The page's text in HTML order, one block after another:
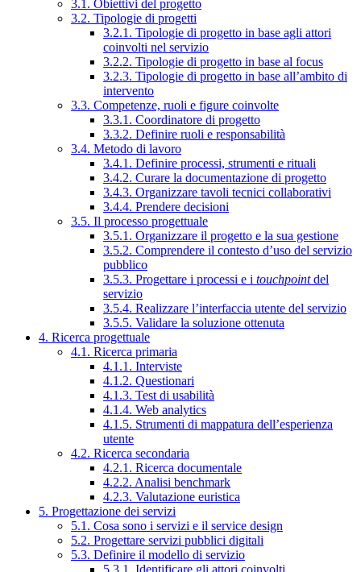
3.1. Obiettivi del progetto
3.2. Tipologie di progetti
3.2.1. Tipologie di progetto in base agli attori
coinvolti nel servizio
3.2.2. Tipologie di progetto in base al focus
3.2.3. Tipologie di progetto in base all’ambito di
intervento
3.3. Competenze, ruoli e figure coinvolte
3.3.1. Coordinatore di progetto
3.3.2. Definire ruoli e responsabilità
3.4. Metodo di lavoro
3.4.1. Definire processi, strumenti e rituali
3.4.2. Curare la documentazione di progetto
3.4.3. Organizzare tavoli tecnici collaborativi
3.4.4. Prendere decisioni
3.5. Il processo progettuale
3.5.1. Organizzare il progetto e la sua gestione
3.5.2. Comprendere il contesto d’uso del servizio
pubblico
3.5.3. Progettare i processi e i touchpointdel
servizio
3.5.4. Realizzare l’interfaccia utente del servizio
3.5.5. Validare la soluzione ottenuta
4. Ricerca progettuale
4.1. Ricerca primaria
4.1.1. Interviste
4.1.2. Questionari
4.1.3. Test di usabilità
4.1.4. Web analytics
4.1.5. Strumenti di mappatura dell’esperienza
utente
4.2. Ricerca secondaria
4.2.1. Ricerca documentale
4.2.2. Analisi benchmark
4.2.3. Valutazione euristica
5. Progettazione dei servizi
5.1. Cosa sono i servizi e il service design
5.2. Progettare servizi pubblici digitali
5.3. Definire il modello di servizio
5.3.1. Identificare gli attori coinvolti